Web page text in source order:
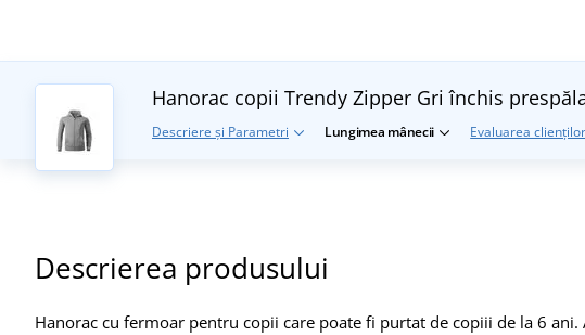
Hanorac copii Trendy Zipper Gri închis
Descriere și Parametri Lungimea mânecii Evaluarea clienților
Descrierea produsului
Hanorac cu fermoar pentru copii care poate fi purtat de copiii de la 6